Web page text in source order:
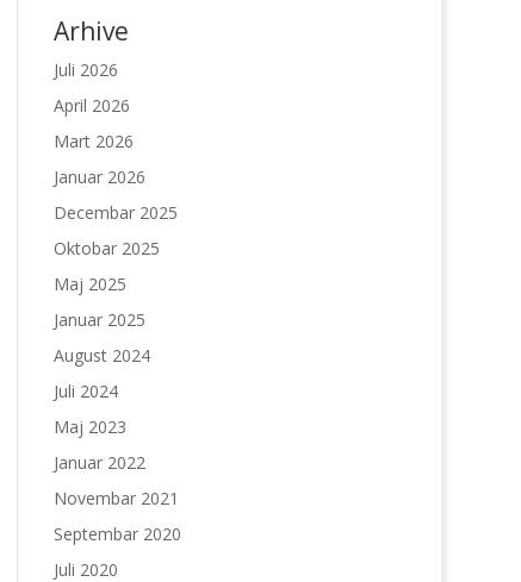
Arhive
Juli 2026
April 2026
Mart 2026
Januar 2026
Decembar 2025
Oktobar 2025
Maj 2025
Januar 2025
August 2024
Juli 2024
Maj 2023
Januar 2022
Novembar 2021
Septembar 2020
Juli 2020